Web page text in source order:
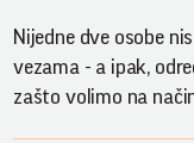
Nijedne dve osobe
vezama - a ipak,
zašto volimo na